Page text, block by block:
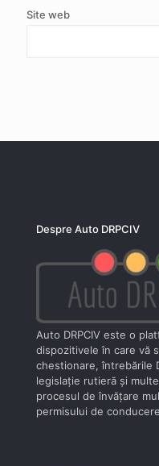
Site web
Despre Auto DRPCIV
Auto DRPCIV este o
dispozitivele în care vă
chestionare, întrebările
legislaţie rutieră şi
procesul de învăţare
permisului de